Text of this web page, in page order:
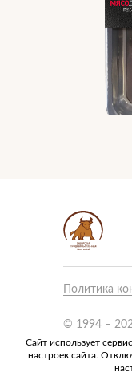
Связаться
Политика
© 1994 –
ООО
Сайт использует
настроек сайта.